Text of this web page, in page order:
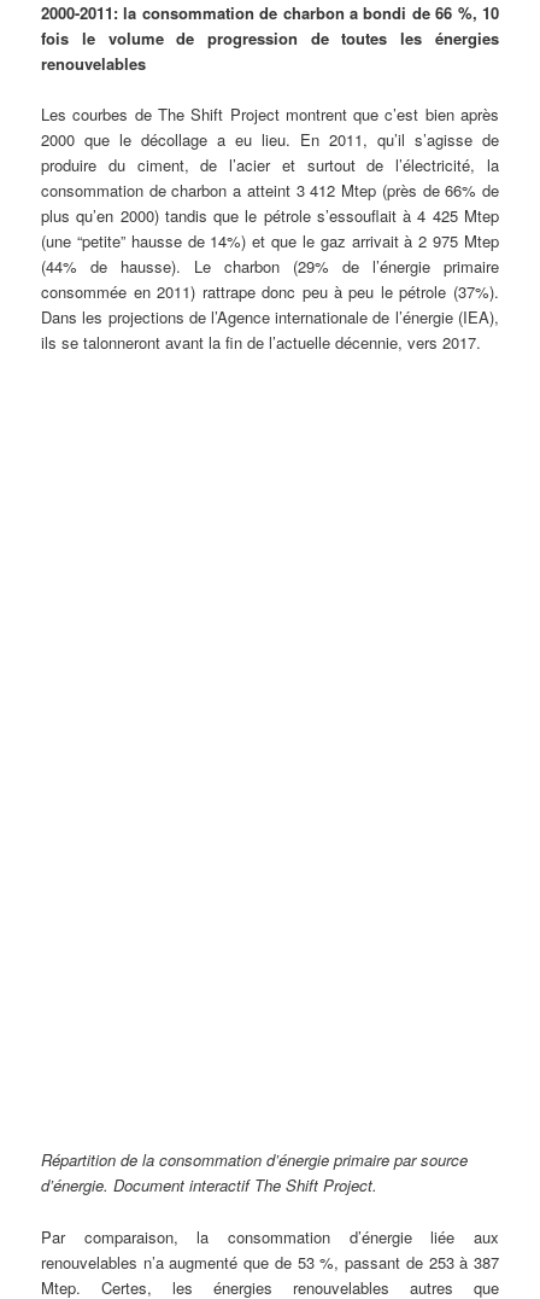
2000-2011: la consommation de charbon a bondi de 66 %, 10
fois le volume de progression de toutes les énergies
renouvelables
Les courbes de The Shift Project montrent que c’est bien après
2000 que le décollage a eu lieu. En 2011, qu’il s’agisse de
produire du ciment, de l’acier et surtout de l’électricité, la
consommation de charbon a atteint 3 412 Mtep (près de 66% de
plus qu’en 2000) tandis que le pétrole s’essouflait à 4 425 Mtep
(une “petite” hausse de 14%) et que le gaz arrivait à 2 975 Mtep
(44% de hausse). Le charbon (29% de l’énergie primaire
consommée en 2011) rattrape donc peu à peu le pétrole (37%).
Dans les projections de l’Agence internationale de l’énergie (IEA),
ils se talonneront avant la fin de l’actuelle décennie, vers 2017.
Répartition de la consommation d’énergie primaire par source
d’énergie. Document interactif The Shift Project.
Par comparaison, la consommation d’énergie liée aux
renouvelables n’a augmenté que de 53 %, passant de 253 à 387
Mtep. Certes, les énergies renouvelables autres que